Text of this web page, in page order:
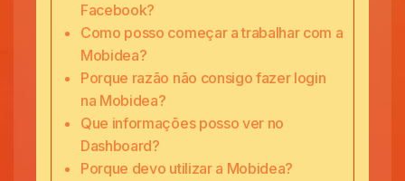
Facebook?
Como posso começar a trabalhar com a
Mobidea?
Porque razão não consigo fazer login
na Mobidea?
Que informações posso ver no
Dashboard?
Porque devo utilizar a Mobidea?